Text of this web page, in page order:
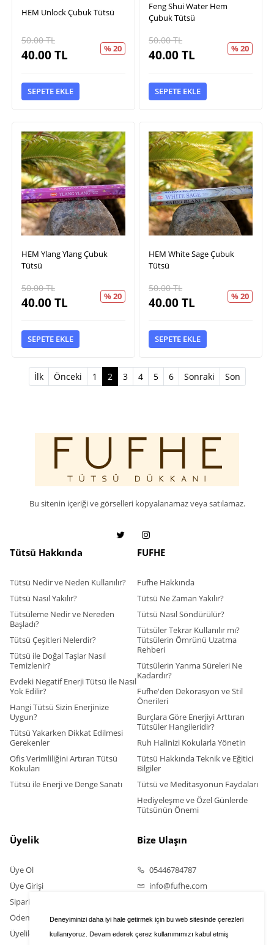
Deneyiminizi daha iyi hale getirmek için bu web sitesinde çerezleri
kullanıyoruz. Devam ederek çerez kullanımımızı kabul etmiş
HEM Unlock Çubuk Tütsü
50.00TL
40.00TL % 20
SEPETE EKLE
Feng Shui Water Hem
Çubuk Tütsü
50.00TL
40.00TL % 20
SEPETE EKLE
HEM Ylang Ylang Çubuk
Tütsü
50.00TL
40.00TL % 20
SEPETE EKLE
HEM White Sage Çubuk
Tütsü
50.00TL
40.00TL % 20
SEPETE EKLE
İlk Önceki 1 2(current)
3 4 5 6 Sonraki Son
Bu sitenin içeriği ve görselleri kopyalanamaz veya satılamaz.
Tütsü Hakkında
Tütsü Nedir ve Neden Kullanılır?
Tütsü Nasıl Yakılır?
Tütsüleme Nedir ve Nereden
Başladı?
Tütsü Çeşitleri Nelerdir?
Tütsü ile Doğal Taşlar Nasıl
Temizlenir?
Evdeki Negatif Enerji Tütsü İle Nasıl
Yok Edilir?
Hangi Tütsü Sizin Enerjinize
Uygun?
Tütsü Yakarken Dikkat Edilmesi
Gerekenler
Ofis Verimliliğini Artıran Tütsü
Kokuları
Tütsü ile Enerji ve Denge Sanatı
FUFHE
Fufhe Hakkında
Tütsü Ne Zaman Yakılır?
Tütsü Nasıl Söndürülür?
Tütsüler Tekrar Kullanılır mı?
Tütsülerin Ömrünü Uzatma
Rehberi
Tütsülerin Yanma Süreleri Ne
Kadardır?
Fufhe'den Dekorasyon ve Stil
Önerileri
Burçlara Göre Enerjiyi Arttıran
Tütsüler Hangileridir?
Ruh Halinizi Kokularla Yönetin
Tütsü Hakkında Teknik ve Eğitici
Bilgiler
Tütsü ve Meditasyonun Faydaları
Hediyeleşme ve Özel Günlerde
Tütsünün Önemi
Üyelik
Üye Ol
Üye Girişi
Sipariş Takip
Ödeme Bildirimi Yapın
Üyelik Sözleşmesi
Bize Ulaşın
05446784787
info@fufhe.com